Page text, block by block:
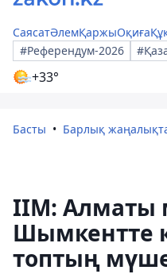
СаясатӘлемҚаржыОқиға
#Референдум-2026
+33°
Басты Барлық
ІІМ: Алматы
Шымкентте
топтың